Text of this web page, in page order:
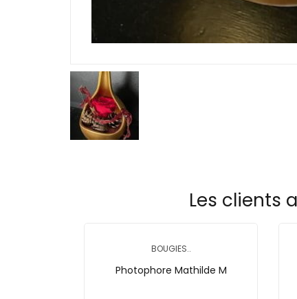
Les clients
BOUGIES..
Photophore Mathilde M